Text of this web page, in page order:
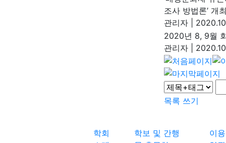
조사 방법론’ 개
관리자
2020년 8, 9월
관리자
목록 쓰기
학회
학보 및 간행
이용